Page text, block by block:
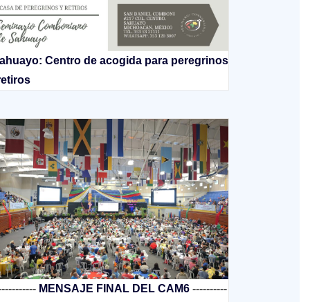
Centro de acogida para peregrinos
MENSAJE FINAL DEL CAM6 ----------